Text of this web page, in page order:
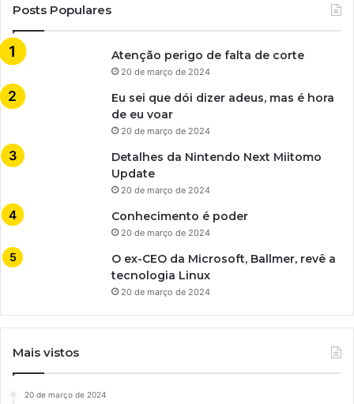
Posts Populares
Atenção perigo de falta de corte
20 de março de 2024
Eu sei que dói dizer adeus, mas é hora
de eu voar
20 de março de 2024
Detalhes da Nintendo Next Miitomo
Update
20 de março de 2024
Conhecimento é poder
20 de março de 2024
O ex-CEO da Microsoft, Ballmer, revê a
tecnologia Linux
20 de março de 2024
Mais vistos
20 de março de 2024